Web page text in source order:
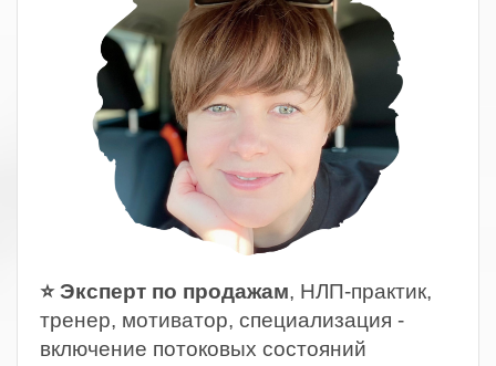
⭐ Эксперт по продажам, НЛП-практик,
тренер, мотиватор, специализация -
включение потоковых состояний